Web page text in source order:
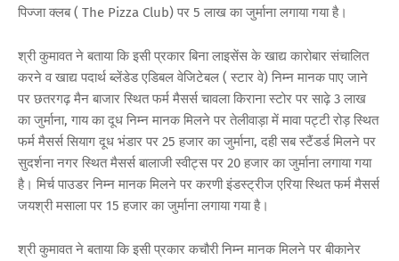
पिज्जा क्लब ( The Pizza Club) पर 5 लाख का जुर्माना लगाया गया है।
श्री कुमावत ने बताया कि इसी प्रकार बिना लाइसेंस के खाद्य कारोबार संचालित
करने व खाद्य पदार्थ ब्लेंडेड एडिबल वेजिटेबल ( स्टार वे) निम्न मानक पाए जाने
पर छतरगढ़ मैन बाजार स्थित फर्म मैसर्स चावला किराना स्टोर पर साढ़े 3 लाख
का जुर्माना, गाय का दूध निम्न मानक मिलने पर तेलीवाड़ा में मावा पट्टी रोड़ स्थित
फर्म मैसर्स सियाग दूध भंडार पर 25 हजार का जुर्माना, दही सब स्टैंडर्ड मिलने पर
सुदर्शना नगर स्थित मैसर्स बालाजी स्वीट्स पर 20 हजार का जुर्माना लगाया गया
है। मिर्च पाउडर निम्न मानक मिलने पर करणी इंडस्ट्रीज एरिया स्थित फर्म मैसर्स
जयश्री मसाला पर 15 हजार का जुर्माना लगाया गया है।
श्री कुमावत ने बताया कि इसी प्रकार कचौरी निम्न मानक मिलने पर बीकानेर